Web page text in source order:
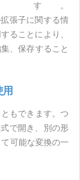
す。
張子に関する情
ることにより、
、保存すること
もできます。つ
で開き、別の形
可能な変換の一